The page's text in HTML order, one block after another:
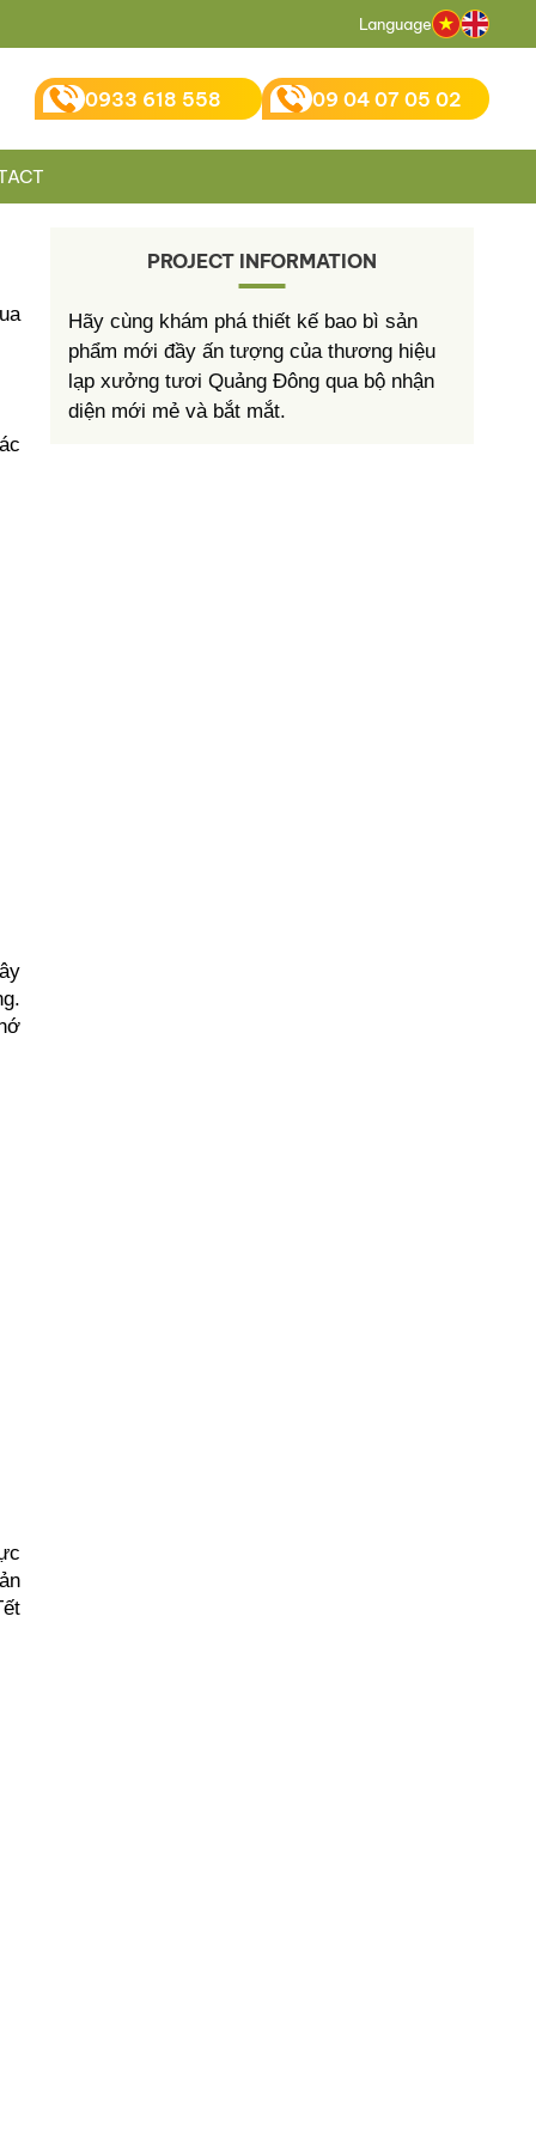
Language
0933 618 558 09 04 07 05 02
PROJECT INFORMATION
Hãy cùng khám phá thiết kế bao bì sản
phẩm mới đầy ấn tượng của thương hiệu
lạp xưởng tươi Quảng Đông qua bộ nhận
diện mới mẻ và bắt mắt.